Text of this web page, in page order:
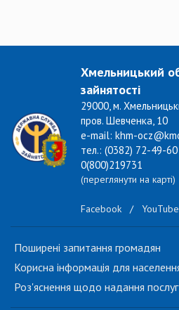
Хмельницький
зайнятості
29000, м.
пров. Шевченка, 10
e-mail: khm-
тел.: (0382) 72-49-60
0(800)219731
(переглянути на карті)
Facebook / YouTube
Поширені запитання громадян
Корисна інформація для
Роз'яснення щодо надання